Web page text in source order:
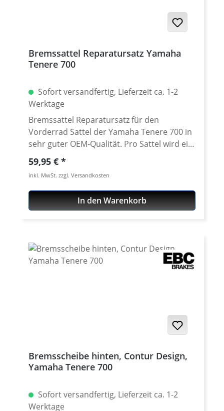
Bremssattel Reparatursatz Yamaha
Tenere 700
Sofort versandfertig, Lieferzeit ca. 1-2
Werktage
Bremssattel Reparatursatz für den
Vorderrad Sattel der Yamaha Tenere 700 in
sehr guter OEM-Qualität. Pro Sattel wird ein
Reparatursatz benötigt. Das Kit enthält: · 2
Staubdichtungen · 2 Druckdichtungen ·2
Bremskolben Passend für: · Yamaha Tenere
700 ab 2019
Regulärer Preis:
59,95 €
inkl. MwSt. zzgl. Versandkosten
In den Warenkorb
Bremsscheibe hinten, Contur Design,
Yamaha Tenere 700
Sofort versandfertig, Lieferzeit ca. 1-2
Werktage